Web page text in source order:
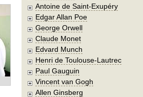
Antoine de Saint-Exupéry
Edgar Allan Poe
George Orwell
Claude Monet
Edvard Munch
Henri de Toulouse-Lautrec
Paul Gauguin
Vincent van Gogh
Allen Ginsberg